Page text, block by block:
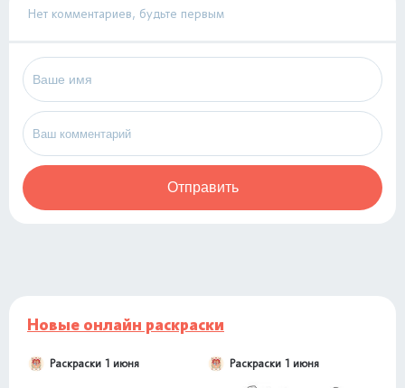
Нет комментариев, будьте первым
Отправить
Новые онлайн раскраски
Раскраски 1 июня Раскраски 1 июня